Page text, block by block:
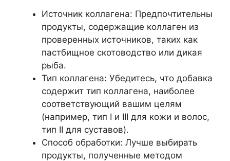
Источник коллагена: Предпочтительны
продукты, содержащие коллаген из
проверенных источников, таких как
пастбищное скотоводство или дикая
рыба.
Тип коллагена: Убедитесь, что добавка
содержит тип коллагена, наиболее
соответствующий вашим целям
(например, тип I и III для кожи и волос,
тип II для суставов).
Способ обработки: Лучше выбирать
продукты, полученные методом